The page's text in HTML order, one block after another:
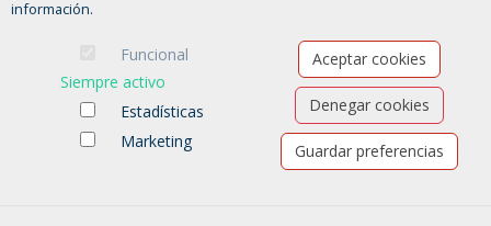
información.
Funcional
Siempre activo
Estadísticas
Marketing
Aceptar cookies
Denegar cookies
Guardar preferencias